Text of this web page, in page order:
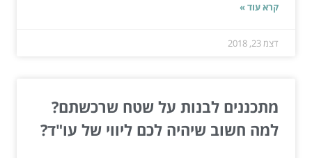
קרא עוד »
דצמ 23, 2018
מתכננים לבנות על שטח שרכשתם?
למה חשוב שיהיה לכם ליווי של עו"ד?